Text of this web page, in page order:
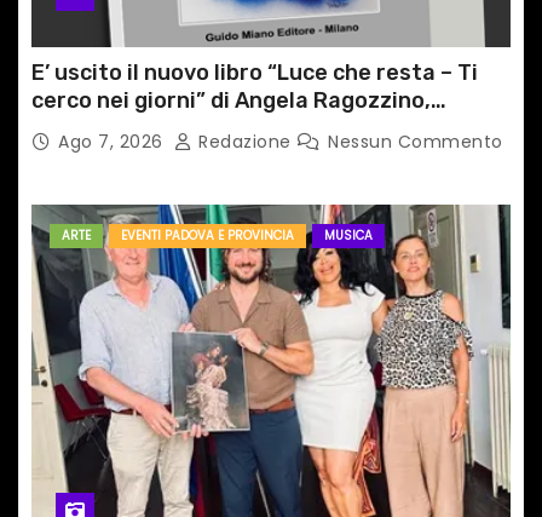
E’ uscito il nuovo libro “Luce che resta – Ti
cerco nei giorni” di Angela Ragozzino,
medico primario di Capua
Ago 7, 2026 Redazione Nessun Commento
ARTE EVENTI PADOVA E PROVINCIA MUSICA